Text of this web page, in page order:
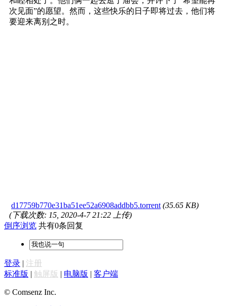
次见面”的愿望。然而，这些快乐的日子即将过去，他们将
要迎来离别之时。
d17759b770e31ba51ee52a6908addbb5.torrent (35.65 KB)
(下载次数: 15, 2020-4-7 21:22 上传)
倒序浏览 共有0条回复
登录 | 注册
标准版 | 触屏版 | 电脑版 | 客户端
© Comsenz Inc.